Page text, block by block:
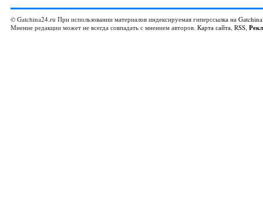
© Gatchina24.ru При использовании материалов индексируемая гиперссылка на
Мнение редакции может не всегда совпадать с мнением авторов. Карта сайта, RSS,